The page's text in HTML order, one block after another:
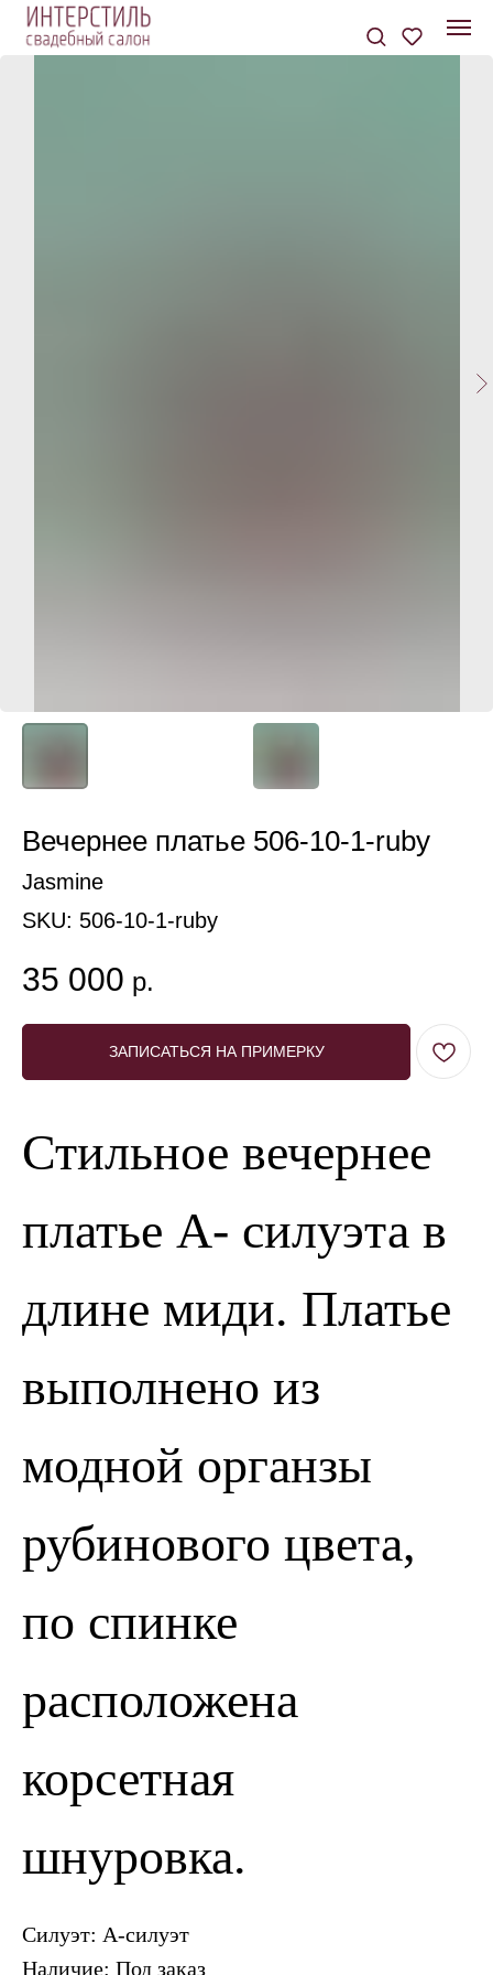
ПОЗВОНИТЬ ЗАПИСАТЬСЯ
Вечернее платье 506-10-1-ruby
Jasmine
SKU: 506-10-1-ruby
35 000 р.
ЗАПИСАТЬСЯ НА ПРИМЕРКУ
Стильное вечернее
платье А- силуэта в
длине миди. Платье
выполнено из
модной органзы
рубинового цвета,
по спинке
расположена
корсетная
шнуровка.
Силуэт: А-силуэт
Наличие: Под заказ